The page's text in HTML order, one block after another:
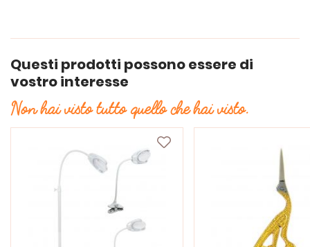
Questi prodotti possono essere di
vostro interesse
Non hai visto tutto quello che hai visto.